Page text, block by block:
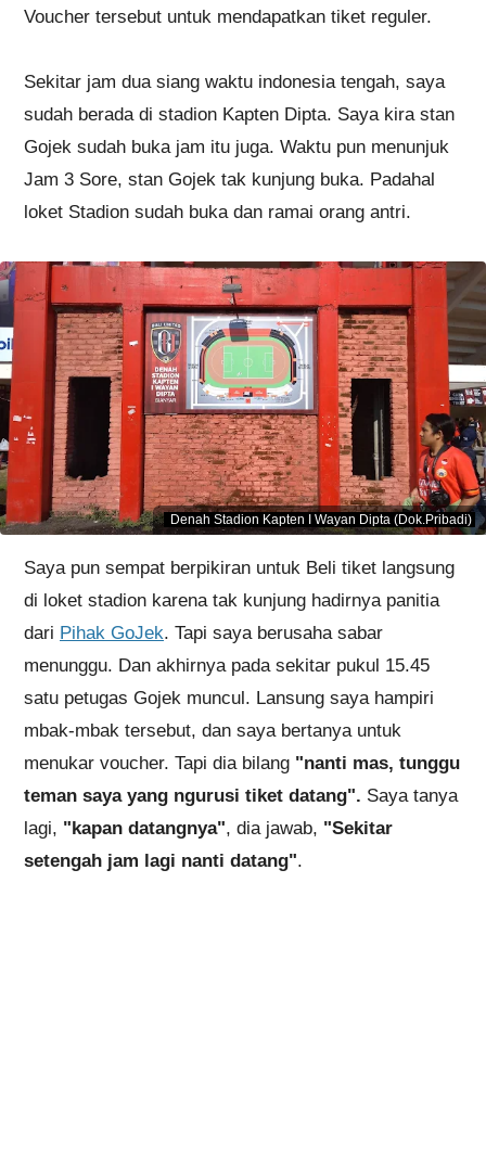
Voucher tersebut untuk mendapatkan tiket reguler.
Sekitar jam dua siang waktu indonesia tengah, saya
sudah berada di stadion Kapten Dipta. Saya kira stan
Gojek sudah buka jam itu juga. Waktu pun menunjuk
Jam 3 Sore, stan Gojek tak kunjung buka. Padahal
loket Stadion sudah buka dan ramai orang antri.
Denah Stadion Kapten I Wayan Dipta (Dok.Pribadi)
Saya pun sempat berpikiran untuk Beli tiket langsung
di loket stadion karena tak kunjung hadirnya panitia
dari Pihak GoJek. Tapi saya berusaha sabar
menunggu. Dan akhirnya pada sekitar pukul 15.45
satu petugas Gojek muncul. Lansung saya hampiri
mbak-mbak tersebut, dan saya bertanya untuk
menukar voucher. Tapi dia bilang "nanti mas, tunggu
teman saya yang ngurusi tiket datang". Saya tanya
lagi, "kapan datangnya", dia jawab, "Sekitar
setengah jam lagi nanti datang".